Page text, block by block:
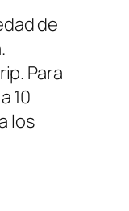
de
Para
10
los